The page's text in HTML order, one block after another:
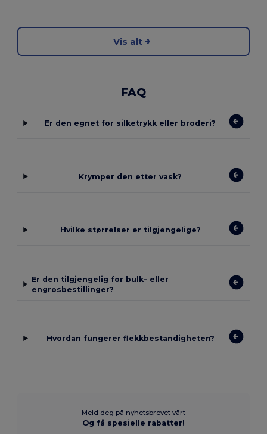
Vis alt
FAQ
Er den egnet for silketrykk eller broderi?
Krymper den etter vask?
Hvilke størrelser er tilgjengelige?
Er den tilgjengelig for bulk- eller
engrosbestillinger?
Hvordan fungerer flekkbestandigheten?
Meld deg på nyhetsbrevet vårt
Og få spesielle rabatter!